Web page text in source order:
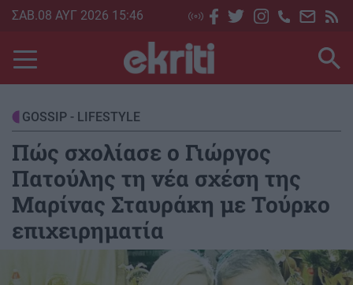
Skip
main
content
ΣΑΒ.08 ΑΥΓ 2026 15:46
GOSSIP - LIFESTYLE
Πώς σχολίασε ο Γιώργος
Πατούλης τη νέα σχέση της
Μαρίνας Σταυράκη με Τούρκο
επιχειρηματία